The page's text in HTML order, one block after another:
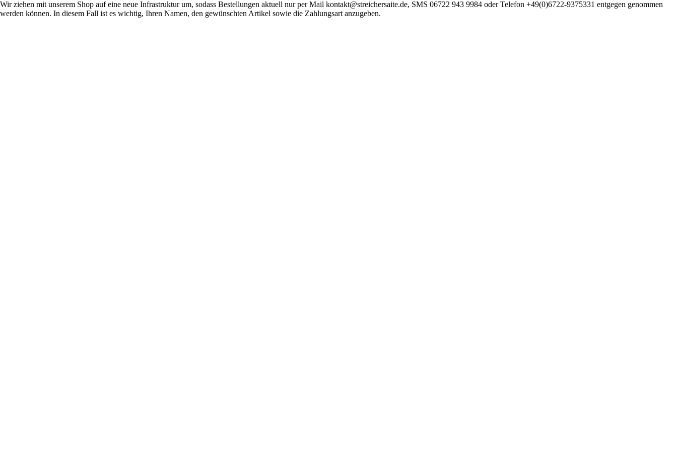
Wir ziehen mit unserem Shop auf eine neue Infrastruktur um, sodass Bestellungen aktuell nur per Mail kontakt@streichersaite.de, SMS 06722 943 9984 oder Telefon +49(0)6722-9375331 entgegen genommen
werden können. In diesem Fall ist es wichtig, Ihren Namen, den gewünschten Artikel sowie die Zahlungsart anzugeben.